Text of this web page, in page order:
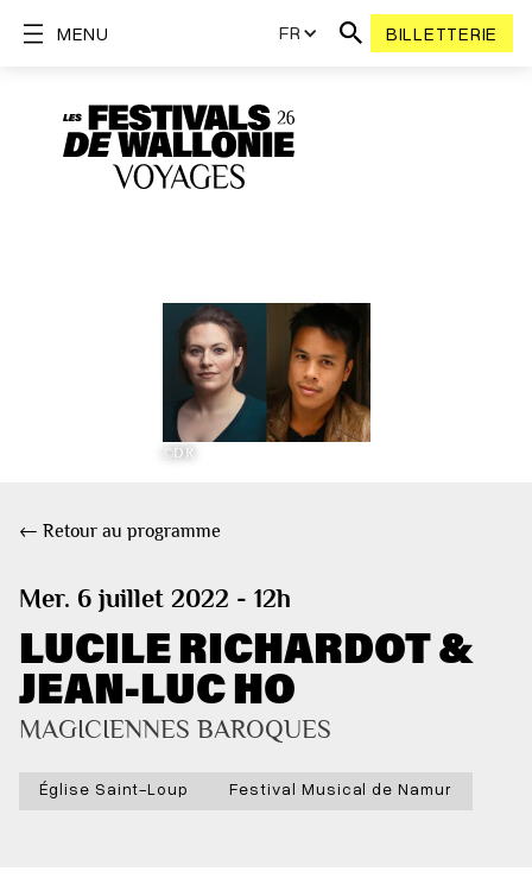
FR BILLETTERIE
MENU
©DR
← Retour au programme
Mer. 6 juillet 2022 - 12h
LUCILE RICHARDOT &
JEAN-LUC HO
MAGICIENNES BAROQUES
Église Saint-Loup Festival Musical de Namur